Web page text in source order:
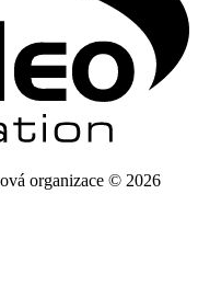
organizace © 2026